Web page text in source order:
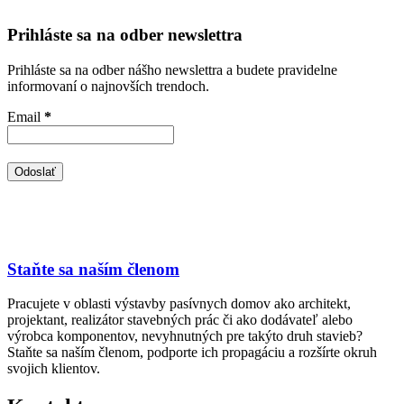
Prihláste sa na odber newslettra
Prihláste sa na odber nášho newslettra a budete pravidelne
informovaní o najnovších trendoch.
Email *
Staňte sa naším členom
Pracujete v oblasti výstavby pasívnych domov ako architekt,
projektant, realizátor stavebných prác či ako dodávateľ alebo
výrobca komponentov, nevyhnutných pre takýto druh stavieb?
Staňte sa naším členom, podporte ich propagáciu a rozšírte okruh
svojich klientov.